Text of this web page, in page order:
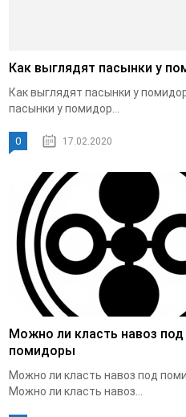
Как выглядят пасынки у
Как выглядят пасынки у
пасынки у помидор...
0 17.02.2020
Можно ли класть навоз под
помидоры
Можно ли класть навоз под
Можно ли класть навоз...